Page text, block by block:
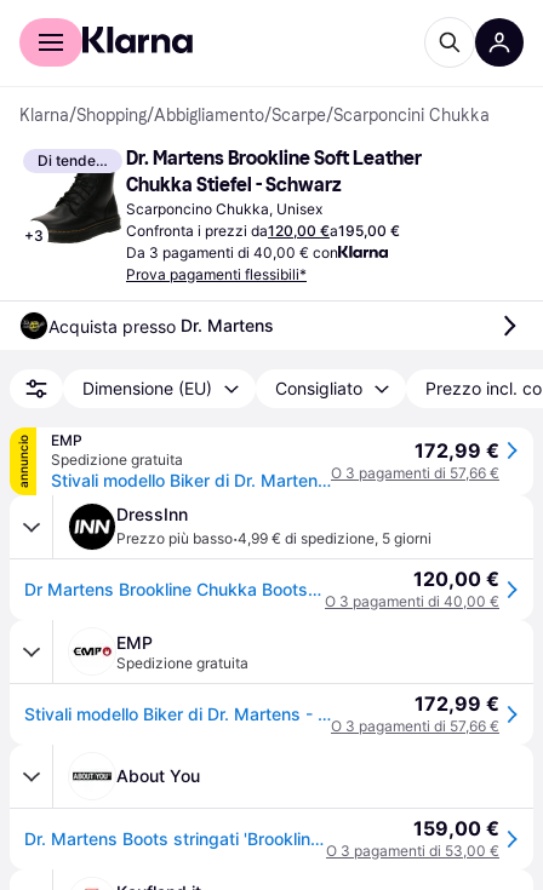
Per il tuo shopping
Klarna/Shopping/Abbigliamento/Scarpe/Scarponcini Chukka
Di tendenza
+3
Dr. Martens Brookline Soft Leather
Chukka Stiefel - Schwarz
Scarponcino Chukka, Unisex
Confronta i prezzi da120,00 €a195,00 €
Da 3 pagamenti di 40,00 € con
Prova pagamenti flessibili*
Acquista presso Dr. Martens
Dimensione (EU) Consigliato Prezzo incl.
annuncio
EMP
Spedizione gratuita
Stivali modello Biker di Dr. Martens - Brookline Chukka - Black Lusso - EU36 a EU46 - Unisex - nero - ITA 40
172,99 €
O 3 pagamenti di 57,66 €
DressInn
Prezzo più basso·4,99 € di spedizione, 5 giorni
Dr Martens Brookline Chukka Boots Nero EU 40 120,00 €
O 3 pagamenti di 40,00 €
EMP
Spedizione gratuita
Stivali modello Biker di Dr. Martens - Brookline Chukka - Black Lusso - EU36 a EU46 - Unisex - nero - ITA 39 172,99 €
O 3 pagamenti di 57,66 €
About You
Dr. Martens Boots stringati 'Brookline' nero 159,00 €
O 3 pagamenti di 53,00 €